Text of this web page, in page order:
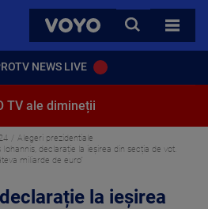
VOYO
CAUTA
TOATE
NEWS LIVE
TV ale dimineții
Alegeri prezidentiale
Iohannis, declarație la ieșirea din secția de vot.
miliarde de euro”
la ieșirea